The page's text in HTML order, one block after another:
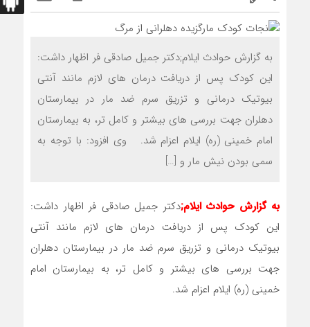
به گزارش حوادث ایلام;دکتر جمیل صادقی فر اظهار داشت:
این کودک پس از دریافت درمان های لازم مانند آنتی
بیوتیک درمانی و تزریق سرم ضد مار در بیمارستان
دهلران جهت بررسی های بیشتر و کامل تر، به بیمارستان
امام خمینی (ره) ایلام اعزام شد. وی افزود: با توجه به
سمی بودن نیش مار و […]
به گزارش حوادث ایلام;دکتر جمیل صادقی فر اظهار داشت:
این کودک پس از دریافت درمان های لازم مانند آنتی
بیوتیک درمانی و تزریق سرم ضد مار در بیمارستان دهلران
جهت بررسی های بیشتر و کامل تر، به بیمارستان امام
خمینی (ره) ایلام اعزام شد.